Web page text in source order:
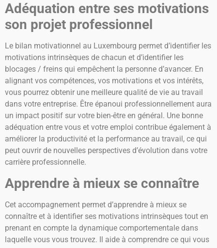
Adéquation entre ses motivations
son projet professionnel
Le bilan motivationnel au Luxembourg permet d’identifier les
motivations intrinsèques de chacun et d’identifier les
blocages / freins qui empêchent la personne d’avancer. En
alignant vos compétences, vos motivations et vos intérêts,
vous pourrez obtenir une meilleure qualité de vie au travail
dans votre entreprise. Être épanoui professionnellement aura
un impact positif sur votre bien-être en général. Une bonne
adéquation entre vous et votre emploi contribue également à
améliorer la productivité et la performance au travail, ce qui
peut ouvrir de nouvelles perspectives d’évolution dans votre
carrière professionnelle.
Apprendre à mieux se connaître
Cet accompagnement permet d’apprendre à mieux se
connaître et à identifier ses motivations intrinsèques tout en
prenant en compte la dynamique comportementale dans
laquelle vous vous trouvez. Il aide à comprendre ce qui vous